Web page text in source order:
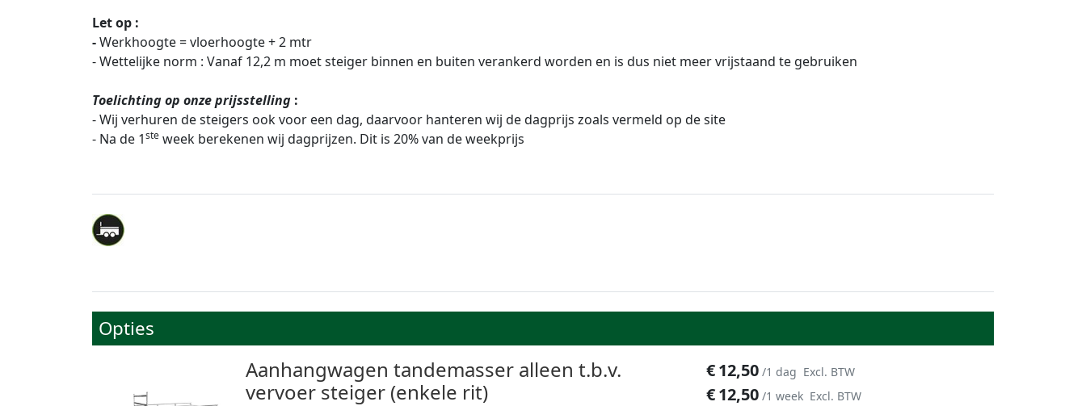
Let op :
-Werkhoogte = vloerhoogte + 2 mtr
- Wettelijke norm : Vanaf 12,2 m moet steiger binnen en buiten verankerd worden en is dus niet meer vrijstaand te gebruiken
Toelichting op onze prijsstelling :
- Wij verhuren de steigers ook voor een dag, daarvoor hanteren wij de dagprijs zoals vermeld op de site
- Na de 1ste week berekenen wij dagprijzen. Dit is 20% van de weekprijs
Opties
€12,50 /1 dag Excl. BTW
€12,50 /1 week Excl. BTW
Aanhangwagen tandemasser alleen t.b.v.
vervoer steiger (enkele rit)